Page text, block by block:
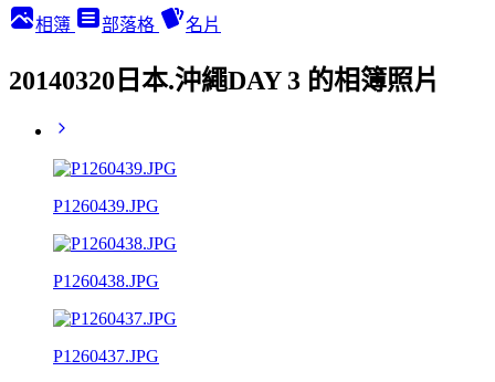
相簿 部落格 名片
20140320日本.沖繩DAY 3 的相簿照片
P1260439.JPG
P1260438.JPG
P1260437.JPG